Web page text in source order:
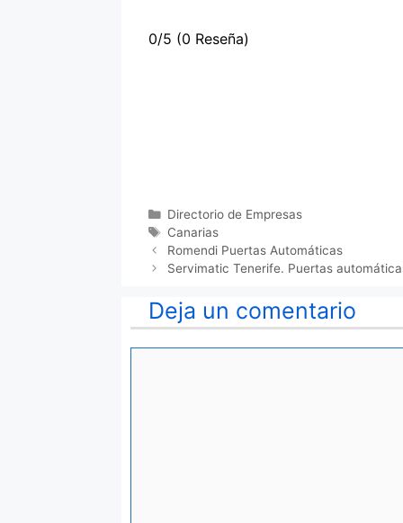
0/5 (0 Reseña)
Categorías
Directorio de Empresas
Etiquetas
Canarias
Romendi Puertas Automáticas
Servimatic Tenerife. Puertas
Deja un comentario